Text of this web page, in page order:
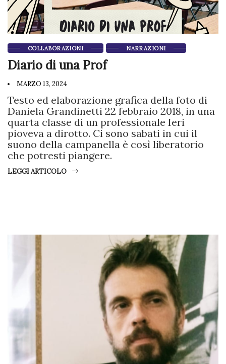
COLLABORAZIONI NARRAZIONI
Diario di una Prof
MARZO 13, 2024
Testo ed elaborazione grafica della foto di
Daniela Grandinetti 22 febbraio 2018, in una
quarta classe di un professionale Ieri
pioveva a dirotto. Ci sono sabati in cui il
suono della campanella è così liberatorio
che potresti piangere.
LEGGI ARTICOLO